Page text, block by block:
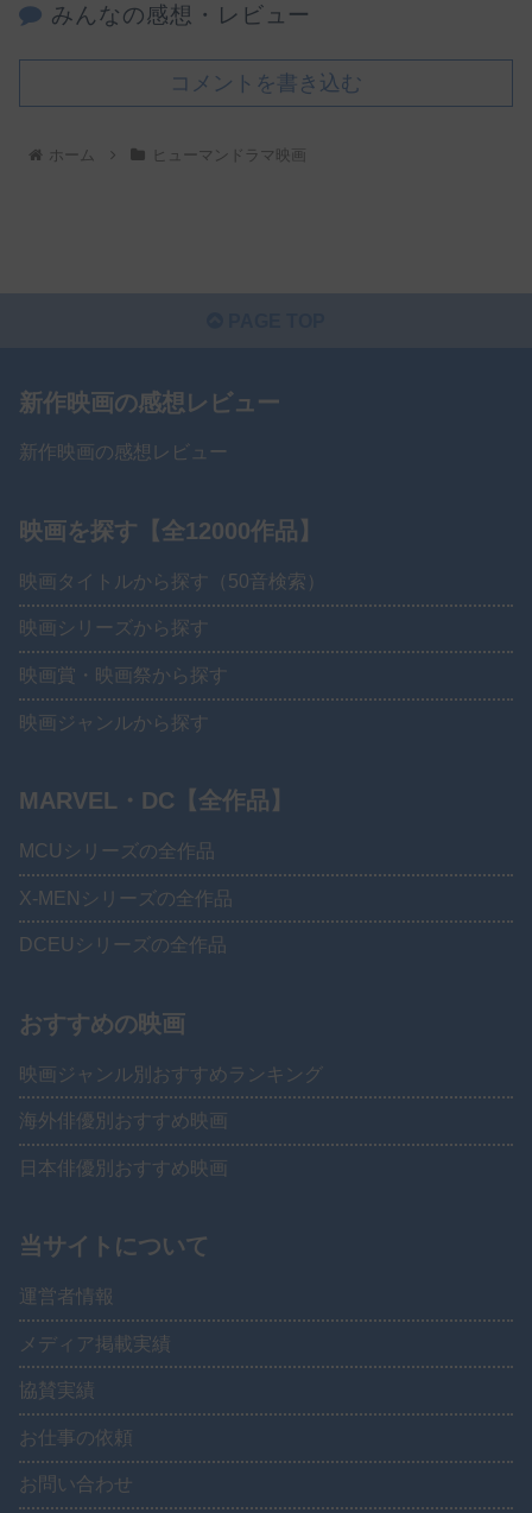
みんなの感想・レビュー
コメントを書き込む
ホーム ヒューマンドラマ映画
新作映画の感想レビュー
新作映画の感想レビュー
映画を探す【全12000作品】
映画タイトルから探す（50音検索）
映画シリーズから探す
映画賞・映画祭から探す
映画ジャンルから探す
MARVEL・DC【全作品】
MCUシリーズの全作品
X-MENシリーズの全作品
DCEUシリーズの全作品
おすすめの映画
映画ジャンル別おすすめランキング
海外俳優別おすすめ映画
日本俳優別おすすめ映画
当サイトについて
運営者情報
メディア掲載実績
協賛実績
お仕事の依頼
お問い合わせ